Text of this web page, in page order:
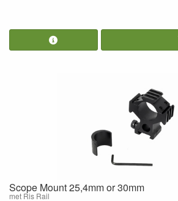
Scope Mount 25,4mm or 30mm
met Ris Rail